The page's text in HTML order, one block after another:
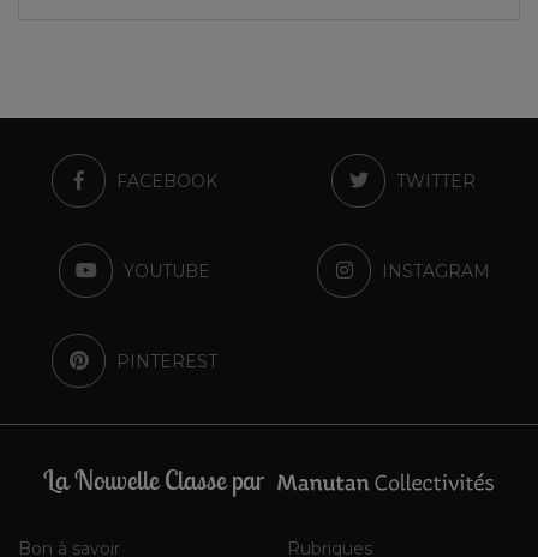
FACEBOOK TWITTER
YOUTUBE INSTAGRAM
PINTEREST
La Nouvelle Classe par
Bon à savoir Rubriques